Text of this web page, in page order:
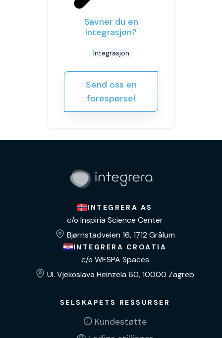
Savner du en
integrasjon?
Integrasjon
Send oss en
forespørsel
INTEGRERA AS
c/o Inspiria Science Center
Bjørnstadveien 16, 1712 Grålum
INTEGRERA CROATIA
c/o WESPA Spaces
Ul. Vjekoslava Heinzela 60, 10000 Zagreb
SELSKAPETS RESSURSER
Kundestøtte